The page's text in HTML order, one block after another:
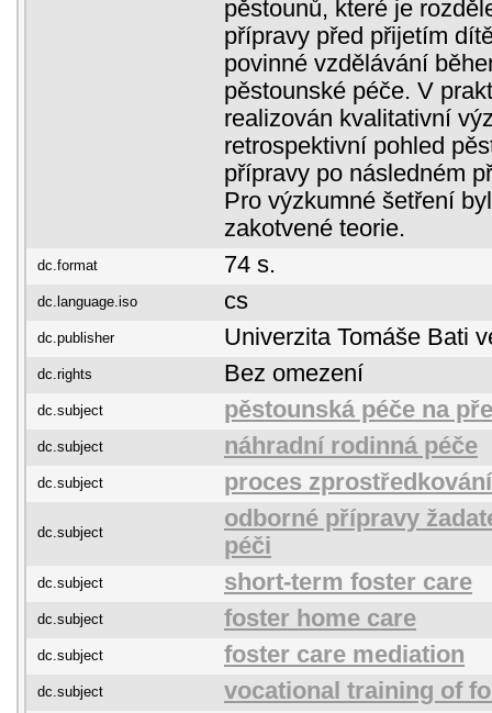
pěstounů, které je
přípravy před přijetím
povinné vzdělávání
pěstounské péče. V
realizován kvalitativní
retrospektivní pohled
přípravy po následném
Pro výzkumné šetření
zakotvené teorie.
dc.format 74 s.
dc.language.iso cs
dc.publisher Univerzita Tomáše Bati
dc.rights Bez omezení
dc.subject pěstounská péče na
dc.subject náhradní rodinná péče
dc.subject proces
dc.subject
odborné přípravy
péči
dc.subject short-term foster care
dc.subject foster home care
dc.subject foster care mediation
dc.subject vocational training of